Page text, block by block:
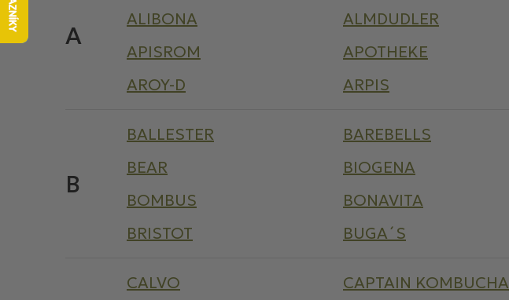
A
ALIBONA
ALMDUDLER
APISROM
APOTHEKE
AROY-D
ARPIS
B
BALLESTER BAREBELLS
BEAR
BIOGENA
BOMBUS
BONAVITA
BRISTOT
BUGA´S
CALVO CAPTAIN KOMBUCHA